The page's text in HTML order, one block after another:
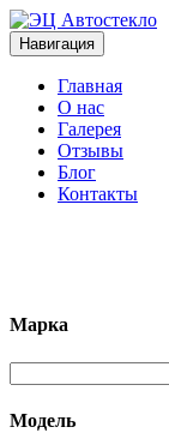
Навигация
Главная
О нас
Галерея
Отзывы
Блог
Контакты
Марка
Модель